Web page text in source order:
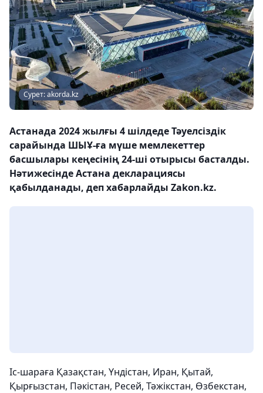
Сурет: akorda.kz
Астанада 2024 жылғы 4 шілдеде Тәуелсіздік
сарайында ШЫҰ-ға мүше мемлекеттер
басшылары кеңесінің 24-ші отырысы басталды.
Нәтижесінде Астана декларациясы
қабылданады, деп хабарлайды Zakon.kz.
Іс-шараға Қазақстан, Үндістан, Иран, Қытай,
Қырғызстан, Пәкістан, Ресей, Тәжікстан, Өзбекстан,